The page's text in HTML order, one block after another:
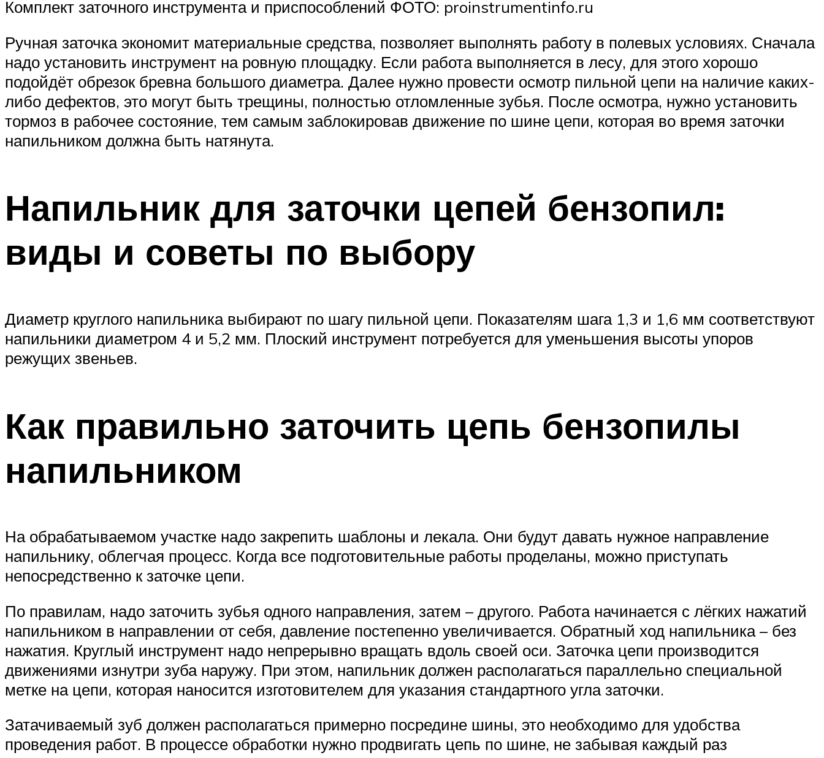
Комплект заточного инструмента и приспособлений ФОТО: proinstrumentinfo.ru
Ручная заточка экономит материальные средства, позволяет выполнять работу в полевых условиях. Сначала
надо установить инструмент на ровную площадку. Если работа выполняется в лесу, для этого хорошо
подойдёт обрезок бревна большого диаметра. Далее нужно провести осмотр пильной цепи на наличие каких-
либо дефектов, это могут быть трещины, полностью отломленные зубья. После осмотра, нужно установить
тормоз в рабочее состояние, тем самым заблокировав движение по шине цепи, которая во время заточки
напильником должна быть натянута.
Напильник для заточки цепей бензопил:
виды и советы по выбору
Диаметр круглого напильника выбирают по шагу пильной цепи. Показателям шага 1,3 и 1,6 мм соответствуют
напильники диаметром 4 и 5,2 мм. Плоский инструмент потребуется для уменьшения высоты упоров
режущих звеньев.
Как правильно заточить цепь бензопилы
напильником
На обрабатываемом участке надо закрепить шаблоны и лекала. Они будут давать нужное направление
напильнику, облегчая процесс. Когда все подготовительные работы проделаны, можно приступать
непосредственно к заточке цепи.
По правилам, надо заточить зубья одного направления, затем – другого. Работа начинается с лёгких нажатий
напильником в направлении от себя, давление постепенно увеличивается. Обратный ход напильника – без
нажатия. Круглый инструмент надо непрерывно вращать вдоль своей оси. Заточка цепи производится
движениями изнутри зуба наружу. При этом, напильник должен располагаться параллельно специальной
метке на цепи, которая наносится изготовителем для указания стандартного угла заточки.
Затачиваемый зуб должен располагаться примерно посредине шины, это необходимо для удобства
проведения работ. В процессе обработки нужно продвигать цепь по шине, не забывая каждый раз